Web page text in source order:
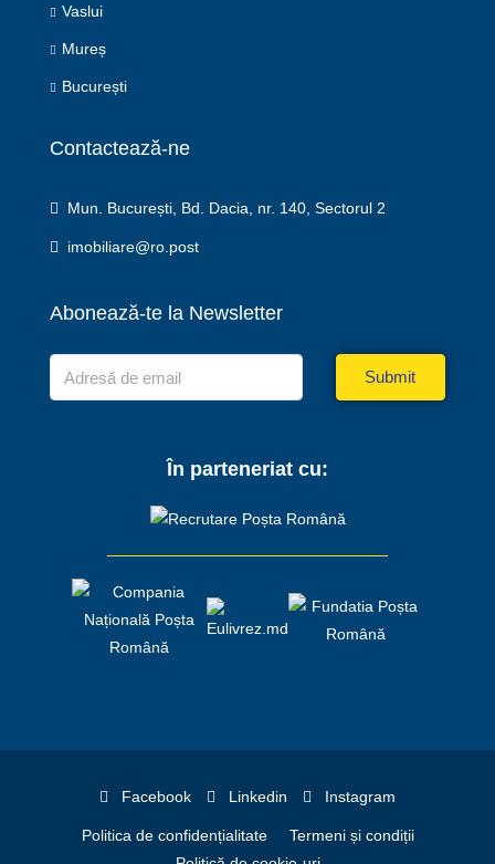
Vaslui
Mureș
București
Contactează-ne
Mun. București, Bd. Dacia, nr. 140, Sectorul 2
imobiliare@ro.post
Abonează-te la Newsletter
Submit
În parteneriat cu:
Facebook Linkedin Instagram
Politica de confidențialitate
Termeni și condiții